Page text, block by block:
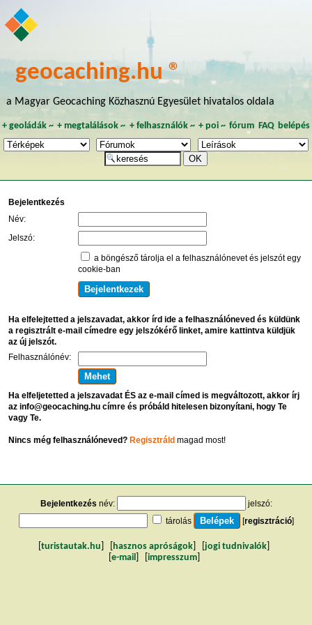
geocaching.hu ®
a Magyar Geocaching Közhasznú Egyesület hivatalos oldala
+ geoládák~ +megtalálások ~ + felhasználók~ + poi~ fórum FAQ belépés
Bejelentkezés
Név:
Jelszó:
a böngésző tárolja el a felhasználónevet és jelszót egy
cookie-ban
Ha elfelejtetted a jelszavadat, akkor írd ide a felhasználóneved és küldünk
a regisztrált e-mail címedre egy jelszókérő linket, amire kattintva küldjük
az új jelszót.
Felhasználónév:
Ha elfeljetetted a jelszavadat ÉS az e-mail címed is megváltozott, akkor írj
az info@geocaching.hu címre és próbáld hitelesen bizonyítani, hogy Te
vagy Te.
Nincs még felhasználóneved? Regisztráldmagad most!
Bejelentkezés név:
jelszó:
tárolás
[regisztráció]
turistautak.hu hasznos apróságok jogi tudnivalók
e-mail impresszum]